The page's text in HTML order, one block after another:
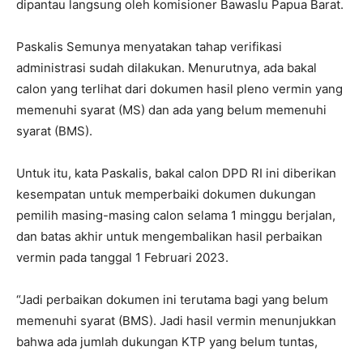
dipantau langsung oleh komisioner Bawaslu Papua Barat.
Paskalis Semunya menyatakan tahap verifikasi
administrasi sudah dilakukan. Menurutnya, ada bakal
calon yang terlihat dari dokumen hasil pleno vermin yang
memenuhi syarat (MS) dan ada yang belum memenuhi
syarat (BMS).
Untuk itu, kata Paskalis, bakal calon DPD RI ini diberikan
kesempatan untuk memperbaiki dokumen dukungan
pemilih masing-masing calon selama 1 minggu berjalan,
dan batas akhir untuk mengembalikan hasil perbaikan
vermin pada tanggal 1 Februari 2023.
“Jadi perbaikan dokumen ini terutama bagi yang belum
memenuhi syarat (BMS). Jadi hasil vermin menunjukkan
bahwa ada jumlah dukungan KTP yang belum tuntas,